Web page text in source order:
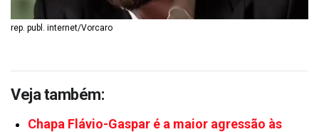
rep. publ. internet/Vorcaro
Veja também:
Chapa Flávio-Gaspar é a maior agressão às